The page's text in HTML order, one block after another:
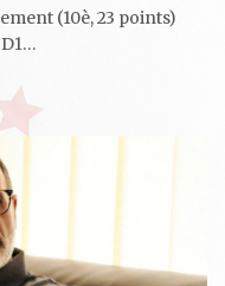
(10è, 23 points)